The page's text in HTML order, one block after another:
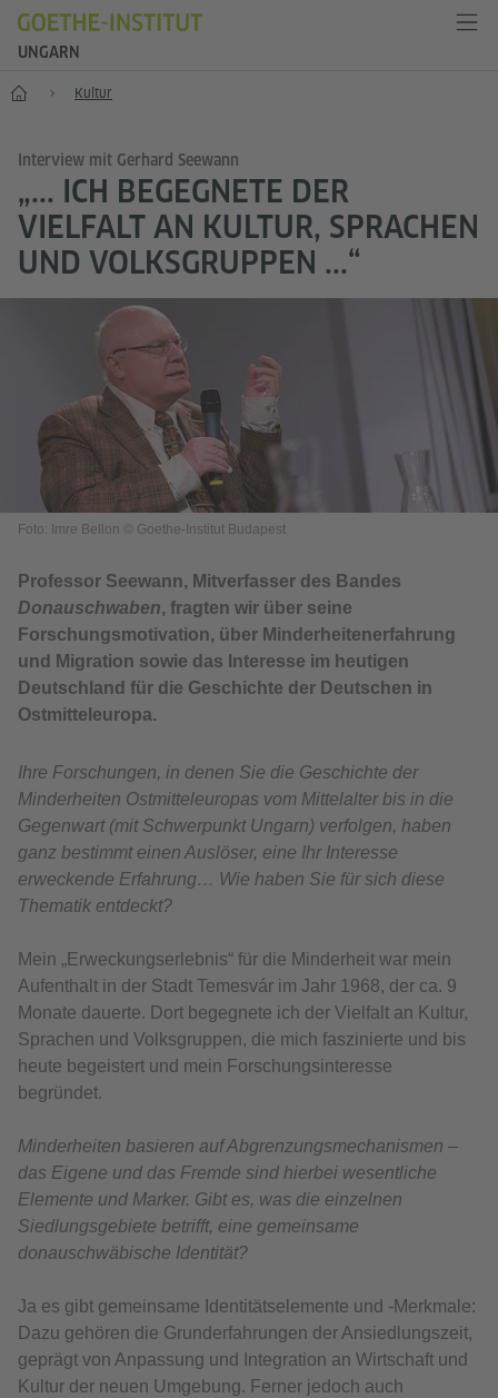
UNGARN
Start Kultur
Interview mit Gerhard Seewann
„... ICH BEGEGNETE DER
VIELFALT AN KULTUR, SPRACHEN
UND VOLKSGRUPPEN ...“
Foto: Imre Bellon © Goethe-Institut Budapest
Professor Seewann, Mitverfasser des Bandes
Donauschwaben, fragten wir über seine
Forschungsmotivation, über Minderheitenerfahrung
und Migration sowie das Interesse im heutigen
Deutschland für die Geschichte der Deutschen in
Ostmitteleuropa.
Ihre Forschungen, in denen Sie die Geschichte der
Minderheiten Ostmitteleuropas vom Mittelalter bis in die
Gegenwart (mit Schwerpunkt Ungarn) verfolgen, haben
ganz bestimmt einen Auslöser, eine Ihr Interesse
erweckende Erfahrung… Wie haben Sie für sich diese
Thematik entdeckt?
Mein „Erweckungserlebnis“ für die Minderheit war mein
Aufenthalt in der Stadt Temesvár im Jahr 1968, der ca. 9
Monate dauerte. Dort begegnete ich der Vielfalt an Kultur,
Sprachen und Volksgruppen, die mich faszinierte und bis
heute begeistert und mein Forschungsinteresse
begründet.
Minderheiten basieren auf Abgrenzungsmechanismen –
das Eigene und das Fremde sind hierbei wesentliche
Elemente und Marker. Gibt es, was die einzelnen
Siedlungsgebiete betrifft, eine gemeinsame
donauschwäbische Identität?
Ja es gibt gemeinsame Identitätselemente und -Merkmale:
Dazu gehören die Grunderfahrungen der Ansiedlungszeit,
geprägt von Anpassung und Integration an Wirtschaft und
Kultur der neuen Umgebung. Ferner jedoch auch